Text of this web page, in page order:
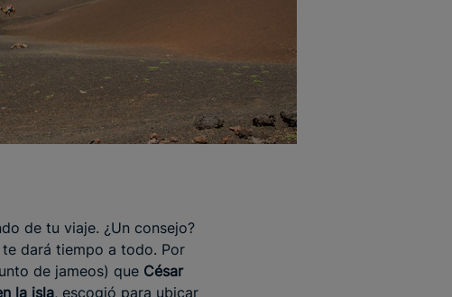
de tu viaje. ¿Un consejo?
dará tiempo a todo. Por
de jameos) que César
la isla, escogió para ubicar